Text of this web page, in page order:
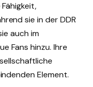
sie in der DDR
auch im
Fans hinzu. Ihre
Element.